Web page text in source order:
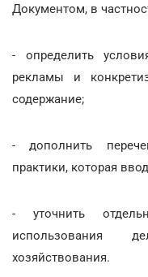
Документом, в
- определить
рекламы и
содержание;
- дополнить
практики, которая
- уточнить
использования
хозяйствования.